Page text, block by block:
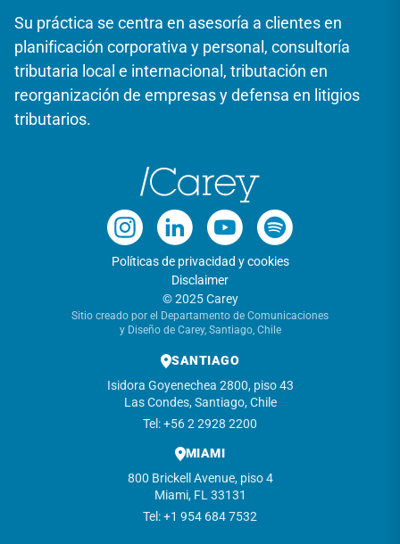
Su práctica se centra en asesoría a clientes en
planificación corporativa y personal, consultoría
tributaria local e internacional, tributación en
reorganización de empresas y defensa en litigios
tributarios.
Políticas de privacidad y cookies
Disclaimer
© 2025 Carey
Sitio creado por el Departamento de Comunicaciones
y Diseño de Carey, Santiago, Chile
SANTIAGO
Isidora Goyenechea 2800, piso 43
Las Condes, Santiago, Chile
Tel: +56 2 2928 2200
MIAMI
800 Brickell Avenue, piso 4
Miami, FL 33131
Tel: +1 954 684 7532